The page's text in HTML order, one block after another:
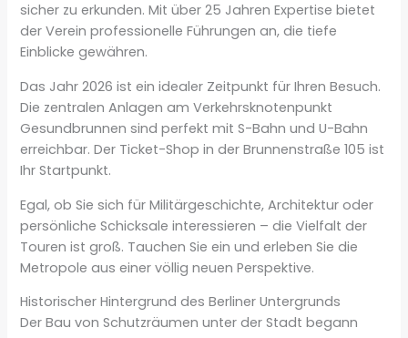
sicher zu erkunden. Mit über 25 Jahren Expertise bietet
der Verein professionelle Führungen an, die tiefe
Einblicke gewähren.
Das Jahr 2026 ist ein idealer Zeitpunkt für Ihren Besuch.
Die zentralen Anlagen am Verkehrsknotenpunkt
Gesundbrunnen sind perfekt mit S-Bahn und U-Bahn
erreichbar. Der Ticket-Shop in der Brunnenstraße 105 ist
Ihr Startpunkt.
Egal, ob Sie sich für Militärgeschichte, Architektur oder
persönliche Schicksale interessieren – die Vielfalt der
Touren ist groß. Tauchen Sie ein und erleben Sie die
Metropole aus einer völlig neuen Perspektive.
Historischer Hintergrund des Berliner Untergrunds
Der Bau von Schutzräumen unter der Stadt begann